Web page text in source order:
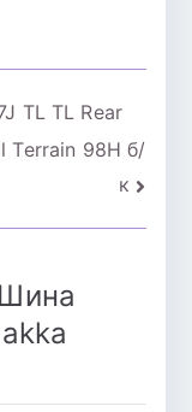
TL TL Rear
Terrain 98H б/
к
Шина